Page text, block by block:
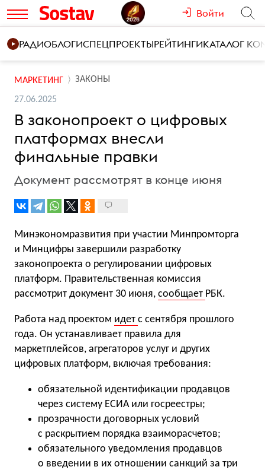
Войти
РАДИОБЛОГИСПЕЦПРОЕКТЫРЕЙТИНГИКАТАЛОГ
МАРКЕТИНГ ЗАКОНЫ
27.06.2025
В законопроект о цифровых
платформах внесли
финальные правки
Документ рассмотрят в конце июня
Минэкономразвития при участии Минпромторга
и Минцифры завершили разработку
законопроекта о регулировании цифровых
платформ. Правительственная комиссия
рассмотрит документ 30 июня, сообщает РБК.
Работа над проектом идет с сентября прошлого
года. Он устанавливает правила для
маркетплейсов, агрегаторов услуг и других
цифровых платформ, включая требования:
обязательной идентификации продавцов
через систему ЕСИА или госреестры;
прозрачности договорных условий
с раскрытием порядка взаиморасчетов;
обязательного уведомления продавцов
о введении в их отношении санкций за три